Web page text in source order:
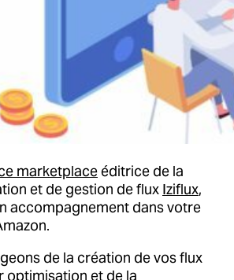
marketplaceéditrice de la
et de gestion de flux Iziflux,
accompagnement dans votre
de la création de vos flux
optimisation et de la